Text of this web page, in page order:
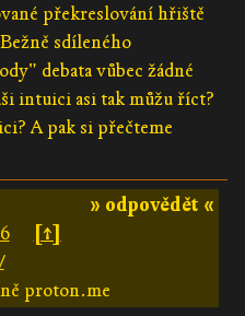
překreslování hřiště
sdíleného
debata vůbec žádné
intuici asi tak můžu říct?
A pak si přečteme
» odpovědět «
[↑]
proton.me